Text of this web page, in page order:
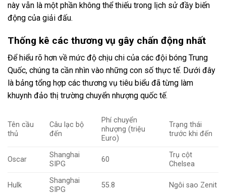
này vẫn là một phần không thể thiếu trong lịch sử đầy biến
động của giải đấu.
Thống kê các thương vụ gây chấn động nhất
Để hiểu rõ hơn về mức độ chịu chi của các đội bóng Trung
Quốc, chúng ta cần nhìn vào những con số thực tế. Dưới đây
là bảng tổng hợp các thương vụ tiêu biểu đã từng làm
khuynh đảo thị trường chuyển nhượng quốc tế.
Tên cầu
thủ
Câu lạc bộ
đến
Phí chuyển
nhượng (triệu
Euro)
Trạng thái
trước khi đến
Oscar
Shanghai
SIPG
60
Trụ cột
Chelsea
Hulk
Shanghai
SIPG
55.8 Ngôi sao Zenit